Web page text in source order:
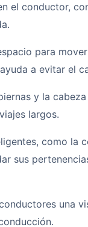
el conductor,
para
a evitar el
y la
largos.
como la
sus
una